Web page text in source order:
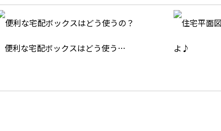
便利な宅配ボックスはどう使う…